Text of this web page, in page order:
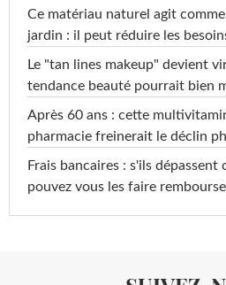
Ce matériau naturel agit
jardin : il peut réduire les
Le "tan lines makeup" devient
tendance beauté pourrait bien
Après 60 ans : cette
pharmacie freinerait le déclin
Frais bancaires : s'ils
pouvez vous les faire